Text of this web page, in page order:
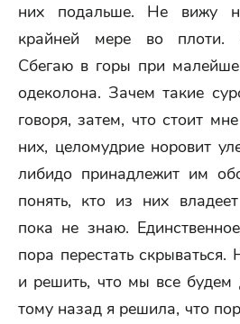
них подальше. Не вижу
крайней мере во плоти.
Сбегаю в горы при
одеколона. Зачем такие
говоря, затем, что стоит
них, целомудрие норовит
либидо принадлежит им
понять, кто из них
пока не знаю.
пора перестать скрываться.
и решить, что мы все будем
тому назад я решила, что